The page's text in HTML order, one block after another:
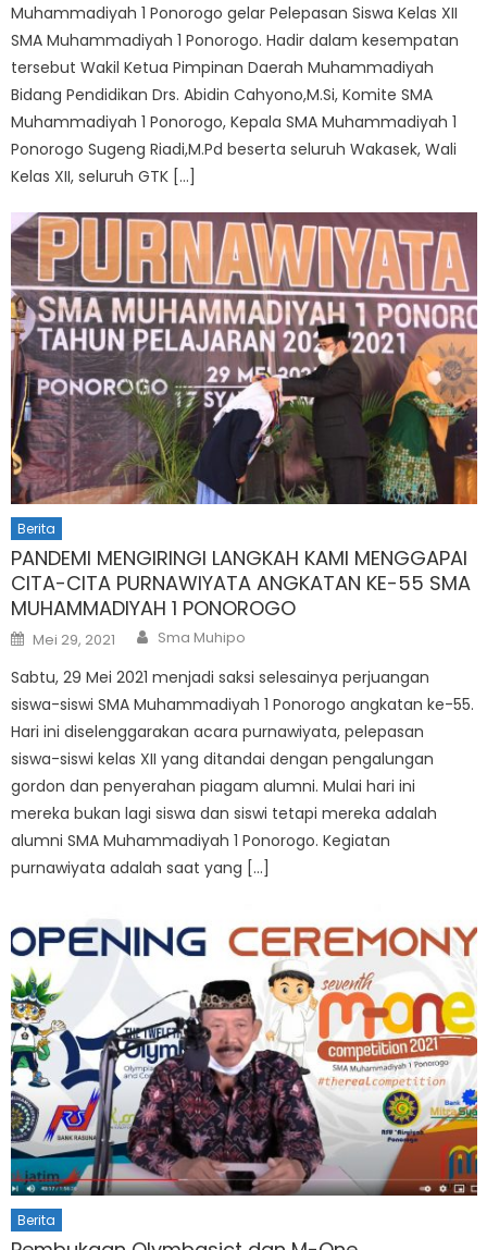
Muhammadiyah 1 Ponorogo gelar Pelepasan Siswa Kelas XII
SMA Muhammadiyah 1 Ponorogo. Hadir dalam kesempatan
tersebut Wakil Ketua Pimpinan Daerah Muhammadiyah
Bidang Pendidikan Drs. Abidin Cahyono,M.Si, Komite SMA
Muhammadiyah 1 Ponorogo, Kepala SMA Muhammadiyah 1
Ponorogo Sugeng Riadi,M.Pd beserta seluruh Wakasek, Wali
Kelas XII, seluruh GTK […]
Berita
PANDEMI MENGIRINGI LANGKAH KAMI MENGGAPAI
CITA-CITA PURNAWIYATA ANGKATAN KE-55 SMA
MUHAMMADIYAH 1 PONOROGO
Posted
on
Mei 29, 2021 Author
Sma Muhipo
Sabtu, 29 Mei 2021 menjadi saksi selesainya perjuangan
siswa-siswi SMA Muhammadiyah 1 Ponorogo angkatan ke-55.
Hari ini diselenggarakan acara purnawiyata, pelepasan
siswa-siswi kelas XII yang ditandai dengan pengalungan
gordon dan penyerahan piagam alumni. Mulai hari ini
mereka bukan lagi siswa dan siswi tetapi mereka adalah
alumni SMA Muhammadiyah 1 Ponorogo. Kegiatan
purnawiyata adalah saat yang […]
Berita